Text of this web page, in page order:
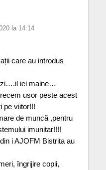
la 14:14
care au introdus
iei maine…
usor peste acest
pe viitor!!!
de muncă ,pentru
imunitar!!!!
i AJOFM Bistrita au
îngrijire copii,